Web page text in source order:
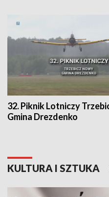
32. Piknik Lotniczy
Gmina Drezdenko
KULTURA I SZTUKA